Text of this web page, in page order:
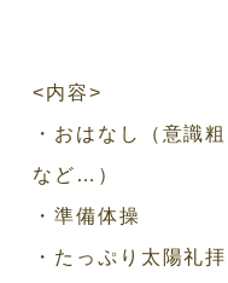
<内容>
・おはなし（意識
など…）
・準備体操
・たっぷり太陽礼